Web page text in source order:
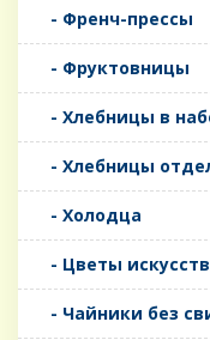
- Френч-прессы
- Фруктовницы
- Хлебницы в
- Хлебницы
- Холодца
- Цветы
- Чайники без